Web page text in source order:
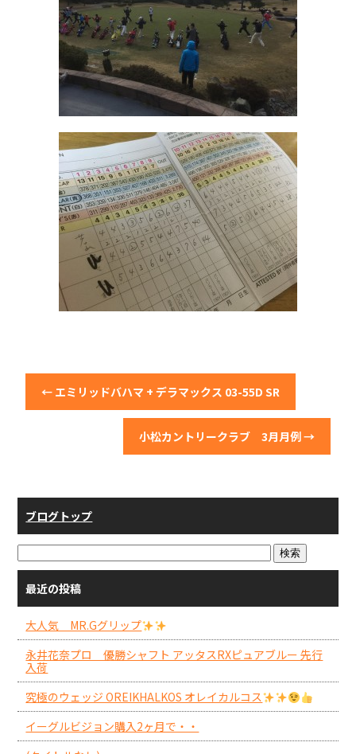
← エミリッドバハマ + デラマックス 03-55D SR
小松カントリークラブ 3月月例→
ブログトップ
最近の投稿
大人気 MR.Gグリップ
永井花奈プロ 優勝シャフト アッタスRXピュアブルー 先行
入荷
究極のウェッジ OREIKHALKOS オレイカルコス
イーグルビジョン購入2ヶ月で・・